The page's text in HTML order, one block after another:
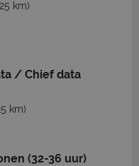
km)
/ Chief data
km)
(32-36 uur)